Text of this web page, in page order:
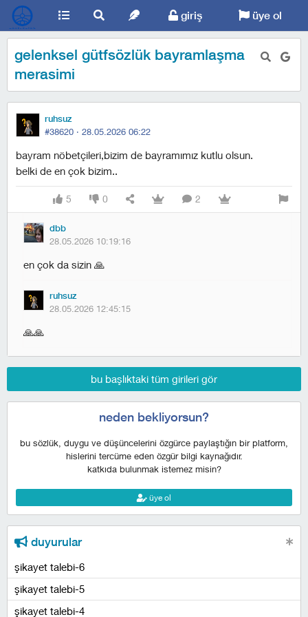
giriş üye ol
gelenksel gütfsözlük bayramlaşma
merasimi
ruhsuz
#38620 · 28.05.2026 06:22
bayram nöbetçileri,bizim de bayramımız kutlu olsun.
belki de en çok bizim..
5 0 2
dbb
28.05.2026 10:19:16
en çok da sizin 🙏
ruhsuz
28.05.2026 12:45:15
🙏🙏
bu başlıktaki tüm girileri gör
neden bekliyorsun?
bu sözlük, duygu ve düşüncelerini özgürce paylaştığın bir platform,
hislerini tercüme eden özgür bilgi kaynağıdır.
katkıda bulunmak istemez misin?
üye ol
duyurular
şikayet talebi-6
şikayet talebi-5
şikayet talebi-4